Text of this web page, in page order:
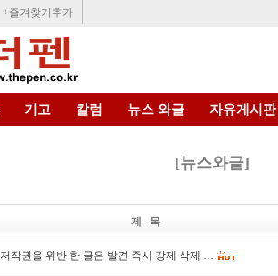
+즐겨찾기추가
기고 칼럼 뉴스 와글 자유게시판
[뉴스와글]
제 목
저작권을 위반 한 글은 발견 즉시 강제 삭제 …